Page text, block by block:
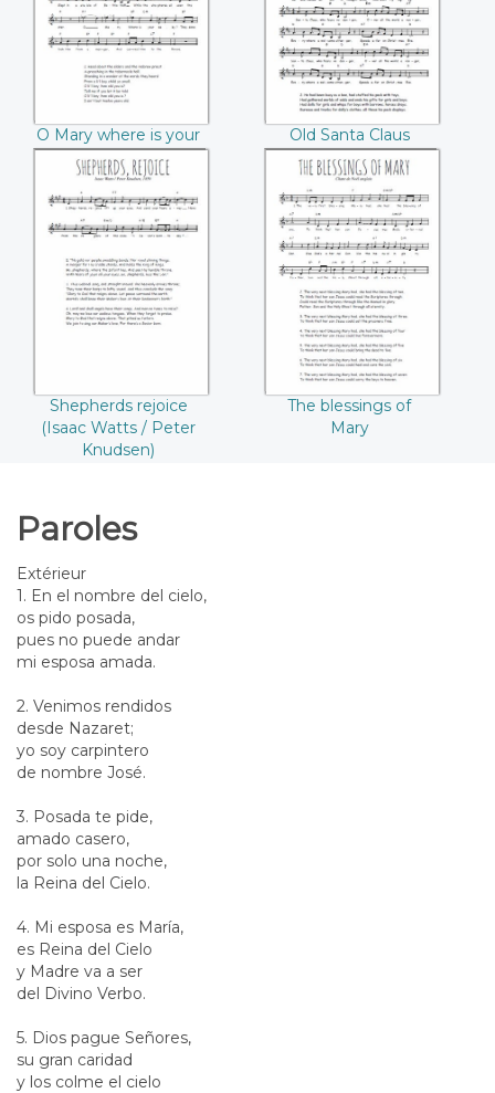
O Mary where is your
baby
Old Santa Claus
Shepherds rejoice
(Isaac Watts / Peter
Knudsen)
Shepherds rejoice
(Isaac Watts / Peter
Knudsen)
The blessings of
Mary
The blessings of
Mary
Paroles
Extérieur
1. En el nombre del cielo,
os pido posada,
pues no puede andar
mi esposa amada.
2. Venimos rendidos
desde Nazaret;
yo soy carpintero
de nombre José.
3. Posada te pide,
amado casero,
por solo una noche,
la Reina del Cielo.
4. Mi esposa es María,
es Reina del Cielo
y Madre va a ser
del Divino Verbo.
5. Dios pague Señores,
su gran caridad
y los colme el cielo